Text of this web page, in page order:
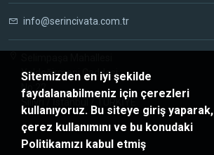
info@serincivata.com.tr
Yeldeğirmeni Caddesi
No:22
Silivri / İstanbul / TÜRKİYE
Sitemizden en iyi şekilde
faydalanabilmeniz için çerezleri
kullanıyoruz. Bu siteye giriş yaparak,
çerez kullanımını ve bu konudaki
Politikamızı kabul etmiş